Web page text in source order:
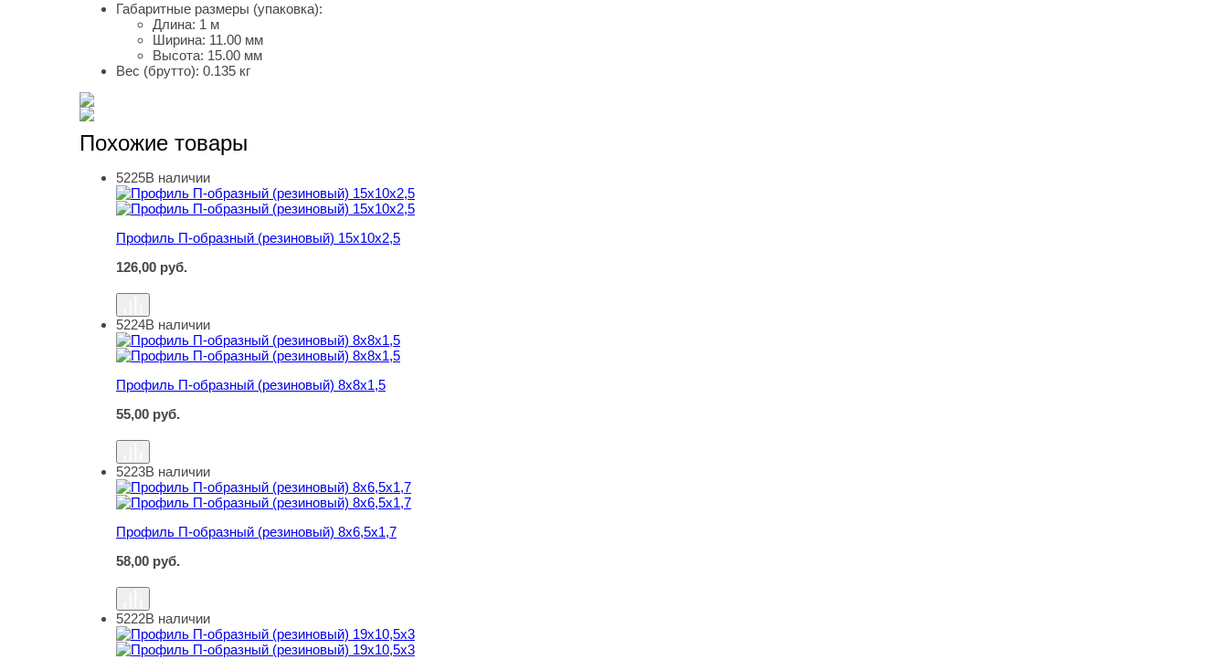
Габаритные размеры (упаковка):
Длина: 1 м
Ширина: 11.00 мм
Высота: 15.00 мм
Вес (брутто): 0.135 кг
Похожие товары
Профиль П-образный (резиновый) 15х10х2,5
5225В наличии
Профиль П-образный (резиновый) 15х10х2,5
126,00 руб.
Профиль П-образный (резиновый) 8х8х1,5
5224В наличии
Профиль П-образный (резиновый) 8х8х1,5
55,00 руб.
Профиль П-образный (резиновый) 8х6,5х1,7
5223В наличии
Профиль П-образный (резиновый) 8х6,5х1,7
58,00 руб.
Профиль П-образный (резиновый) 19х10,5х3
5222В наличии